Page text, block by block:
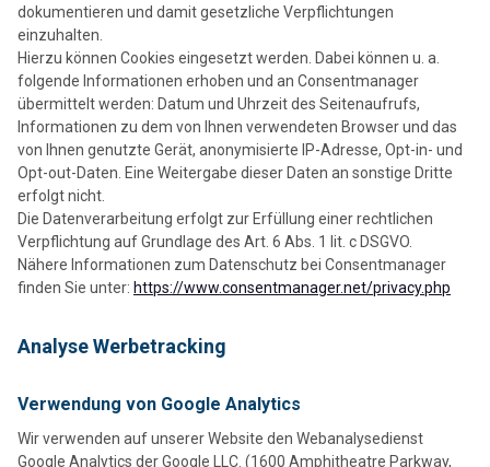
dokumentieren und damit gesetzliche Verpflichtungen
einzuhalten.
Hierzu können Cookies eingesetzt werden. Dabei können u. a.
folgende Informationen erhoben und an Consentmanager
übermittelt werden: Datum und Uhrzeit des Seitenaufrufs,
Informationen zu dem von Ihnen verwendeten Browser und das
von Ihnen genutzte Gerät, anonymisierte IP-Adresse, Opt-in- und
Opt-out-Daten. Eine Weitergabe dieser Daten an sonstige Dritte
erfolgt nicht.
Die Datenverarbeitung erfolgt zur Erfüllung einer rechtlichen
Verpflichtung auf Grundlage des Art. 6 Abs. 1 lit. c DSGVO.
Nähere Informationen zum Datenschutz bei Consentmanager
finden Sie unter: https://www.consentmanager.net/privacy.php
Analyse Werbetracking
Verwendung von Google Analytics
Wir verwenden auf unserer Website den Webanalysedienst
Google Analytics der Google LLC. (1600 Amphitheatre Parkway,